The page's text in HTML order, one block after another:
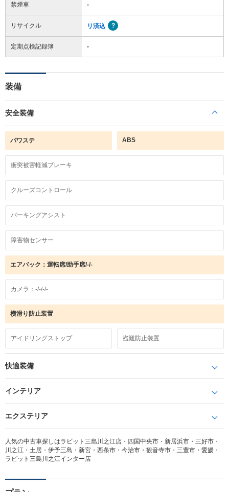
禁煙車 -
リサイクル リ済込
定期点検記録簿 -
装備
安全装備
パワステ ABS
衝突被害軽減ブレーキ
クルーズコントロール
パーキングアシスト
障害物センサー
エアバック：運転席/助手席/-/-
カメラ：-/-/-/-
横滑り防止装置
アイドリングストップ 盗難防止装置
快適装備
インテリア
エクステリア
人気の中古車探しはラビット三島川之江店・四国中央市・新居浜市・三好市・
川之江・土居・伊予三島・新宮・西条市・今治市・観音寺市・三豊市・愛媛・
ラビット三島川之江インター店